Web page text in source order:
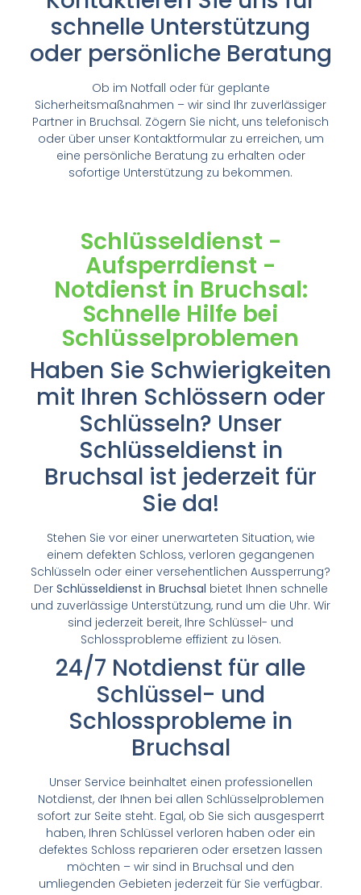
schnelle Unterstützung
oder persönliche Beratung
Ob im Notfall oder für geplante
Sicherheitsmaßnahmen – wir sind Ihr zuverlässiger
Partner in Bruchsal. Zögern Sie nicht, uns telefonisch
oder über unser Kontaktformular zu erreichen, um
eine persönliche Beratung zu erhalten oder
sofortige Unterstützung zu bekommen.
Schlüsseldienst -
Aufsperrdienst -
Notdienst in Bruchsal:
Schnelle Hilfe bei
Schlüsselproblemen
Haben Sie Schwierigkeiten
mit Ihren Schlössern oder
Schlüsseln? Unser
Schlüsseldienst in
Bruchsal ist jederzeit für
Sie da!
Stehen Sie vor einer unerwarteten Situation, wie
einem defekten Schloss, verloren gegangenen
Schlüsseln oder einer versehentlichen Aussperrung?
Der Schlüsseldienst in Bruchsal bietet Ihnen schnelle
und zuverlässige Unterstützung, rund um die Uhr. Wir
sind jederzeit bereit, Ihre Schlüssel- und
Schlossprobleme effizient zu lösen.
24/7 Notdienst für alle
Schlüssel- und
Schlossprobleme in
Bruchsal
Unser Service beinhaltet einen professionellen
Notdienst, der Ihnen bei allen Schlüsselproblemen
sofort zur Seite steht. Egal, ob Sie sich ausgesperrt
haben, Ihren Schlüssel verloren haben oder ein
defektes Schloss reparieren oder ersetzen lassen
möchten – wir sind in Bruchsal und den
umliegenden Gebieten jederzeit für Sie verfügbar.